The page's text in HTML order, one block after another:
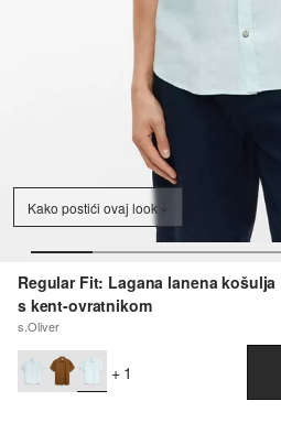
Kako postići ovaj look
Regular Fit: Lagana lanena košulja
s kent-ovratnikom
s.Oliver
+ 1